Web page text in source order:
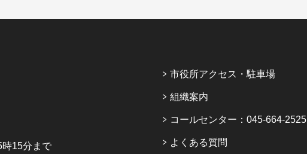
時15分まで
市役所アクセス・駐車場
組織案内
コールセンター：045-664-2525
よくある質問